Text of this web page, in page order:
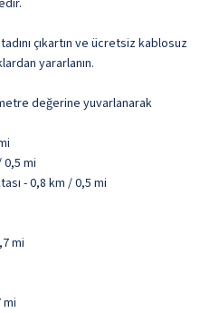
çıkartın ve ücretsiz kablosuz
yararlanın.
değerine yuvarlanarak
0,5 mi
- 0,8 km / 0,5 mi
mi
mi